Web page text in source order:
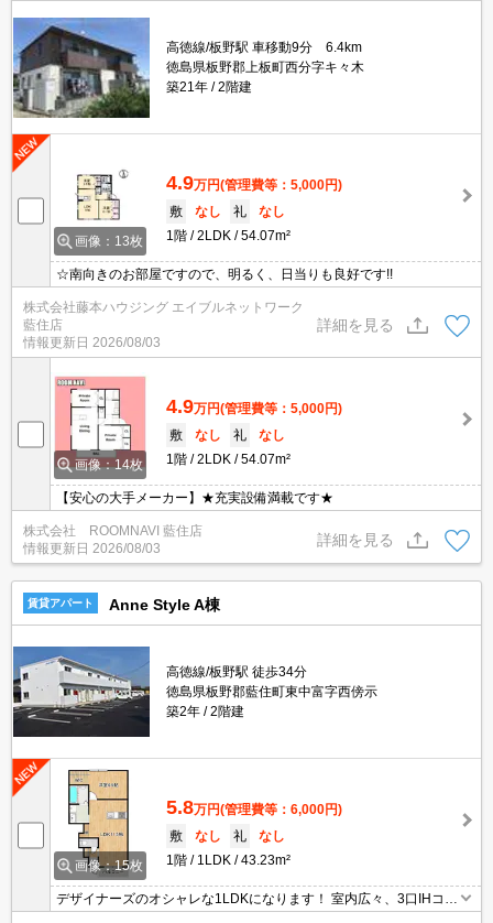
高徳線/板野駅 車移動9分 6.4km
徳島県板野郡上板町西分字キ々木
築21年
2階建
画像：13枚
4.9万円(管理費等：5,000円)
敷
なし 礼
なし
1階
2LDK 54.07m²
☆南向きのお部屋ですので、明るく、日当りも良好です!!
株式会社藤本ハウジング エイブルネットワーク
藍住店
情報更新日 2026/08/03
詳細を見る
画像：14枚
4.9万円(管理費等：5,000円)
敷
なし 礼
なし
1階
2LDK 54.07m²
【安心の大手メーカー】★充実設備満載です★
株式会社 ROOMNAVI 藍住店
情報更新日 2026/08/03
詳細を見る
賃貸アパート Anne Style A棟
高徳線/板野駅 徒歩34分
徳島県板野郡藍住町東中富字西傍示
築2年
2階建
画像：15枚
5.8万円(管理費等：6,000円)
敷
なし 礼
なし
1階
1LDK 43.23m²
デザイナーズのオシャレな1LDKになります！ 室内広々、3口IHコン
ロ付き、エアコン付き、１坪バスルームなど 嬉しい設備いっぱいで